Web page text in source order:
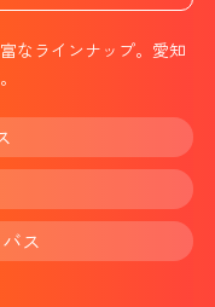
なラインナップ。愛知
ス